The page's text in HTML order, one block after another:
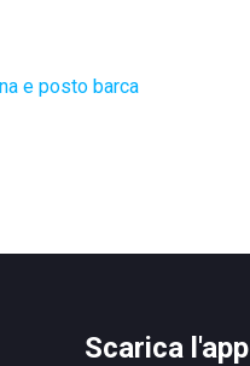
e posto barca
Scarica l'app